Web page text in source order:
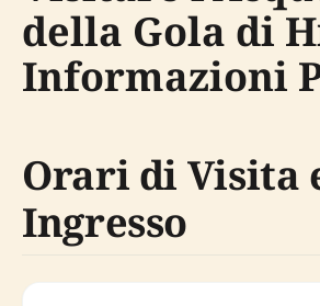
della Gola di
Informazioni
Orari di Visita
Ingresso